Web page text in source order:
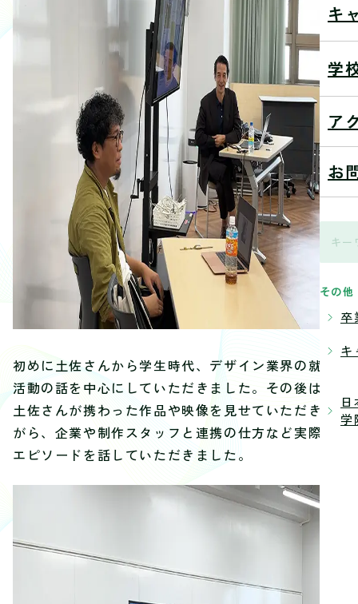
キ
学
ア
お
その他
卒
キ
学
初めに土佐さんから学生時代、デザイン業界の就職
活動の話を中心にしていただきました。その後は、
土佐さんが携わった作品や映像を見せていただきな
がら、企業や制作スタッフと連携の仕方など実際の
エピソードを話していただきました。